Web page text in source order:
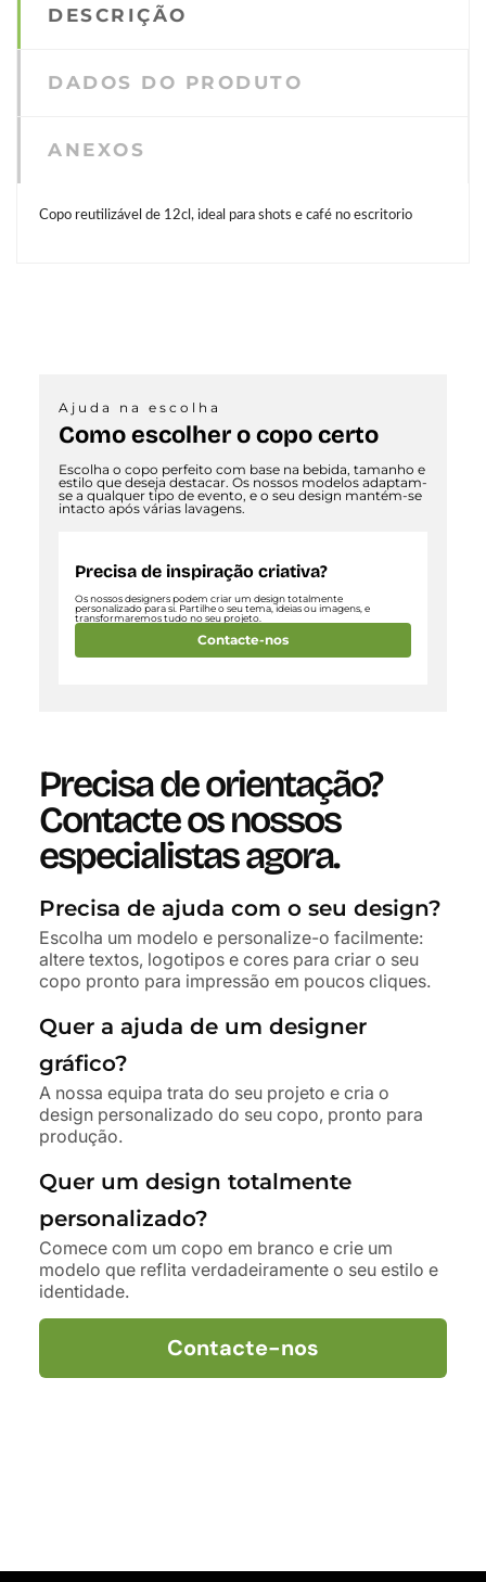
DESCRIÇÃO
DADOS DO PRODUTO
ANEXOS
Copo reutilizável de 12cl, ideal para shots e café no escritorio
Ajuda na escolha
Como escolher o copo certo
Escolha o copo perfeito com base na bebida, tamanho e
estilo que deseja destacar. Os nossos modelos adaptam-
se a qualquer tipo de evento, e o seu design mantém-se
intacto após várias lavagens.
Precisa de inspiração criativa?
Os nossos designers podem criar um design totalmente
personalizado para si. Partilhe o seu tema, ideias ou imagens, e
transformaremos tudo no seu projeto.
Contacte-nos
Precisa de orientação?
Contacte os nossos
especialistas agora.
Precisa de ajuda com o seu design?
Escolha um modelo e personalize-o facilmente:
altere textos, logotipos e cores para criar o seu
copo pronto para impressão em poucos cliques.
Quer a ajuda de um designer
gráfico?
A nossa equipa trata do seu projeto e cria o
design personalizado do seu copo, pronto para
produção.
Quer um design totalmente
personalizado?
Comece com um copo em branco e crie um
modelo que reflita verdadeiramente o seu estilo e
identidade.
Contacte-nos